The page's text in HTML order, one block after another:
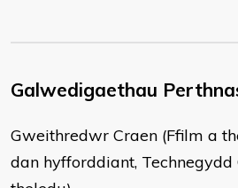
Galwedigaethau
Gweithredwr Craen (Ffilm a
dan hyfforddiant, Technegydd